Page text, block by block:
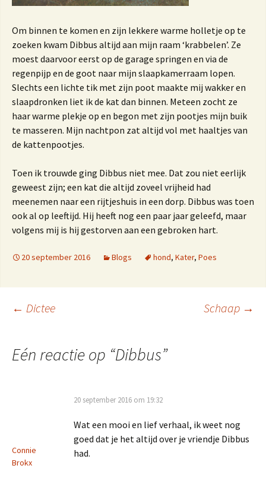
Om binnen te komen en zijn lekkere warme holletje op te
zoeken kwam Dibbus altijd aan mijn raam ‘krabbelen’. Ze
moest daarvoor eerst op de garage springen en via de
regenpijp en de goot naar mijn slaapkamerraam lopen.
Slechts een lichte tik met zijn poot maakte mij wakker en
slaapdronken liet ik de kat dan binnen. Meteen zocht ze
haar warme plekje op en begon met zijn pootjes mijn buik
te masseren. Mijn nachtpon zat altijd vol met haaltjes van
de kattenpootjes.
Toen ik trouwde ging Dibbus niet mee. Dat zou niet eerlijk
geweest zijn; een kat die altijd zoveel vrijheid had
meenemen naar een rijtjeshuis in een dorp. Dibbus was toen
ook al op leeftijd. Hij heeft nog een paar jaar geleefd, maar
volgens mij is hij gestorven aan een gebroken hart.
20 september 2016 Blogs hond, Kater, Poes
Berichtnavigatie
← Dictee Schaap →
Eén reactie op “Dibbus”
Connie
Brokx
20 september 2016 om 19:32
Wat een mooi en lief verhaal, ik weet nog
goed dat je het altijd over je vriendje Dibbus
had.